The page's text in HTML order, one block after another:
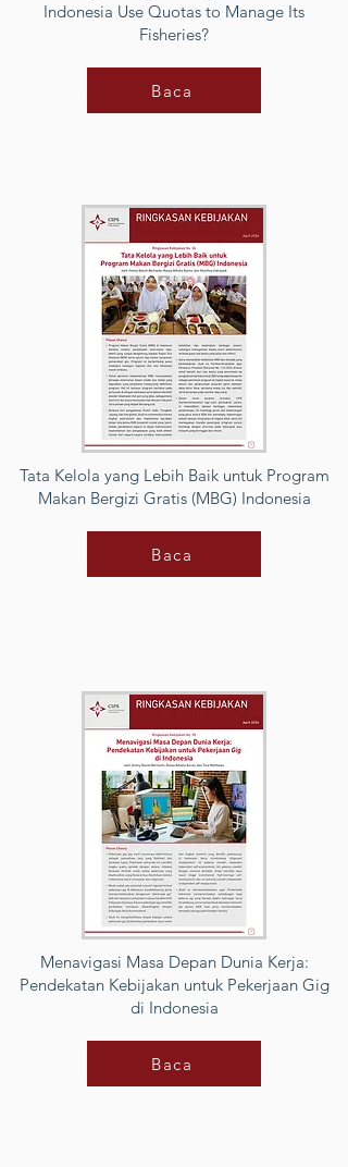
Indonesia Use Quotas to Manage Its
Fisheries?
Baca
Tata Kelola yang Lebih Baik untuk Program
Makan Bergizi Gratis (MBG) Indonesia
Baca
Menavigasi Masa Depan Dunia Kerja:
Pendekatan Kebijakan untuk Pekerjaan Gig
di Indonesia
Baca